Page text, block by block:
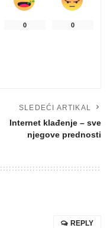
0 0
SLEDEĆI ARTIKAL
Internet klađenje – sve
njegove prednosti
REPLY